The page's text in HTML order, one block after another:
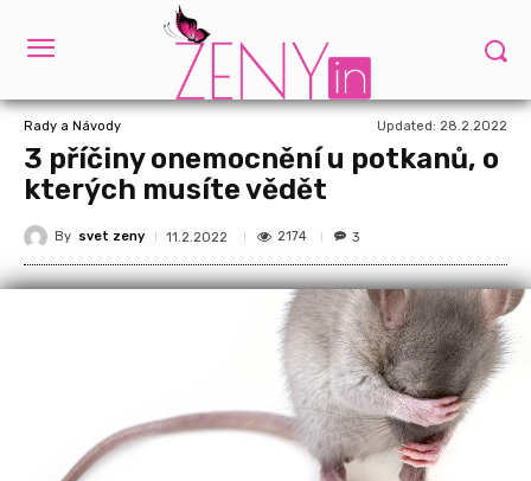
Rady a Návody Updated: 28.2.2022
3 příčiny onemocnění u potkanů, o
kterých musíte vědět
By svet zeny 11.2.2022 2174 3